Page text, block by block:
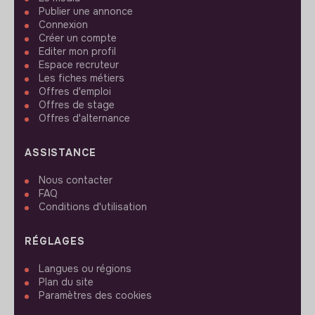
Publier une annonce
Connexion
Créer un compte
Editer mon profil
Espace recruteur
Les fiches métiers
Offres d'emploi
Offres de stage
Offres d'alternance
ASSISTANCE
Nous contacter
FAQ
Conditions d'utilisation
RÉGLAGES
Langues ou régions
Plan du site
Paramètres des cookies